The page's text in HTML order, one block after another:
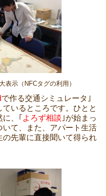
表示（NFCタグの利用）
で作る交通シミュレータ｣
いるところです。ひとと
、｢ よろず相談 ｣が始まっ
て、また、アパート生活
先輩に直接聞いて得られ